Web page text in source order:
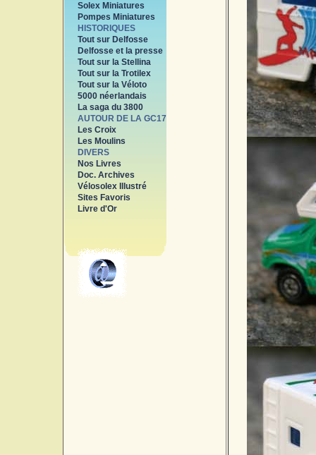
Solex Miniatures
Pompes Miniatures
HISTORIQUES
Tout sur Delfosse
Delfosse et la presse
Tout sur la Stellina
Tout sur la Trotilex
Tout sur la Véloto
5000 néerlandais
La saga du 3800
AUTOUR DE LA GC17
Les Croix
Les Moulins
DIVERS
Nos Livres
Doc. Archives
Vélosolex Illustré
Sites Favoris
Livre d'Or